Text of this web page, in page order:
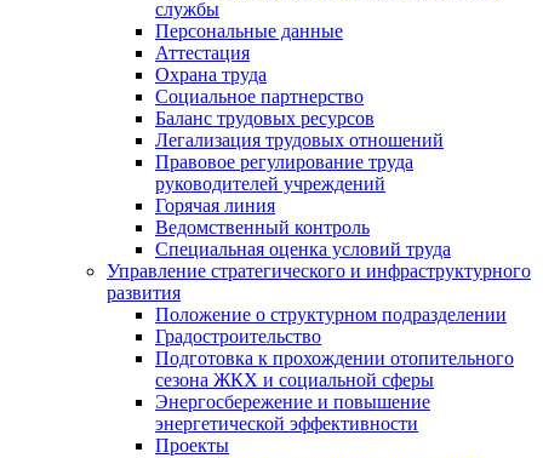
службы
Персональные данные
Аттестация
Охрана труда
Социальное партнерство
Баланс трудовых ресурсов
Легализация трудовых отношений
Правовое регулирование труда
руководителей учреждений
Горячая линия
Ведомственный контроль
Специальная оценка условий труда
Управление стратегического и инфраструктурного
развития
Положение о структурном подразделении
Градостроительство
Подготовка к прохождении отопительного
сезона ЖКХ и социальной сферы
Энергосбережение и повышение
энергетической эффективности
Проекты